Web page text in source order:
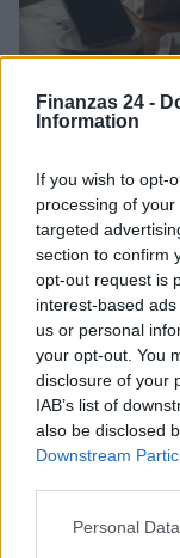
Finanzas 24 -
Information
If you wish to opt-
processing of
targeted
section to confirm
opt-out request is
interest-based
us or personal
your opt-out. You
disclosure of your
IAB’s list of
also be disclosed
Downstream
Please note that
Personal
Marta Ruiz · 8 Ago 2026
FINANZAS